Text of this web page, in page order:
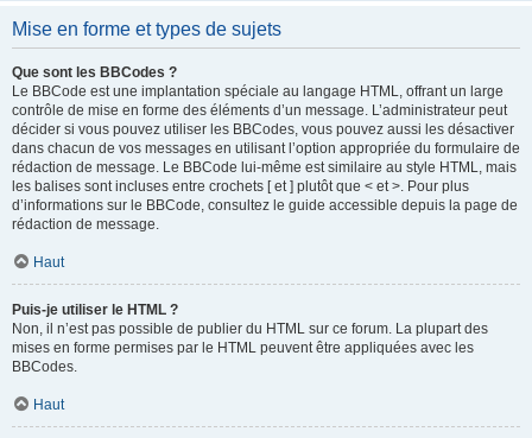
Mise en forme et types de sujets
Que sont les BBCodes ?
Le BBCode est une implantation spéciale au langage HTML, offrant un large
contrôle de mise en forme des éléments d’un message. L’administrateur peut
décider si vous pouvez utiliser les BBCodes, vous pouvez aussi les désactiver
dans chacun de vos messages en utilisant l’option appropriée du formulaire de
rédaction de message. Le BBCode lui-même est similaire au style HTML, mais
les balises sont incluses entre crochets [ et ] plutôt que < et >. Pour plus
d’informations sur le BBCode, consultez le guide accessible depuis la page de
rédaction de message.
Haut
Puis-je utiliser le HTML ?
Non, il n’est pas possible de publier du HTML sur ce forum. La plupart des
mises en forme permises par le HTML peuvent être appliquées avec les
BBCodes.
Haut